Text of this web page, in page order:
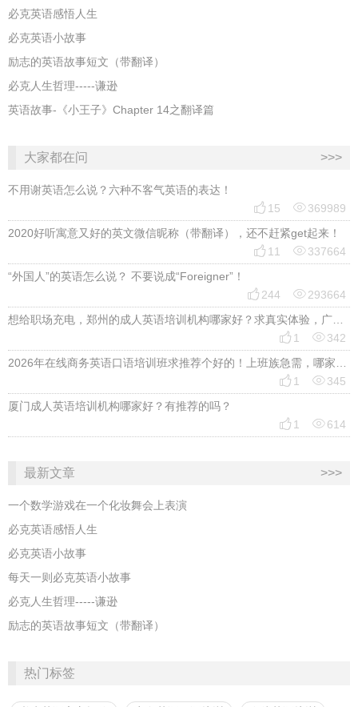
必克英语感悟人生
必克英语小故事
励志的英语故事短文（带翻译）
必克人生哲理-----谦逊
英语故事-《小王子》Chapter 14之翻译篇
大家都在问 >>>
不用谢英语怎么说？六种不客气英语的表达！
 15 369989
2020好听寓意又好的英文微信昵称（带翻译），还不赶紧get起来！
 11 337664
“外国人”的英语怎么说？ 不要说成“Foreigner”！
 244 293664
想给职场充电，郑州的成人英语培训机构哪家好？求真实体验，广告勿扰，感谢！
 1 342
2026年在线商务英语口语培训班求推荐个好的！上班族急需，哪家好？
 1 345
厦门成人英语培训机构哪家好？有推荐的吗？
 1 614
最新文章 >>>
一个数学游戏在一个化妆舞会上表演
必克英语感悟人生
必克英语小故事
每天一则必克英语小故事
必克人生哲理-----谦逊
励志的英语故事短文（带翻译）
热门标签